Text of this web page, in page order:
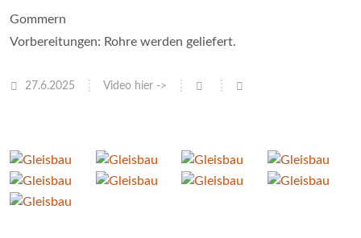
Gommern
Vorbereitungen: Rohre werden geliefert.
27.6.2025 Video hier ->